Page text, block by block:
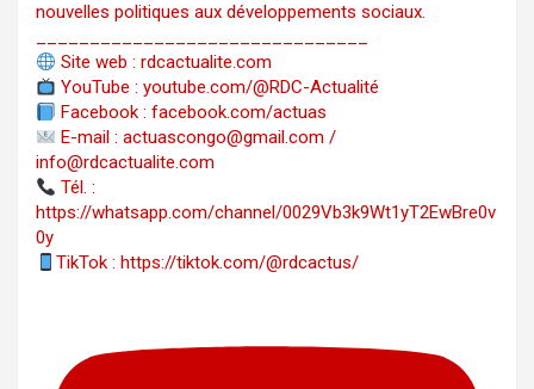
nouvelles politiques aux développements sociaux.
Site web : rdcactualite.com
YouTube : youtube.com/@RDC-Actualité
Facebook : facebook.com/actuas
E-mail : actuascongo@gmail.com /
info@rdcactualite.com
Tél. : ‪‪‪‪‪‪‪‪‪‪‪‪‪‪‪‪‪‪‪‪‪‪‪‪‪‪‪‪‪‪‪‪
https://whatsapp.com/channel/0029Vb3k9Wt1yT2EwBre0v
0y
TikTok : https://tiktok.com/@rdcactus/